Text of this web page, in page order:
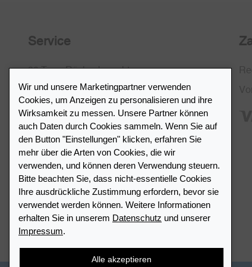
Service
30 Tage Rückgaberecht
Kostenlose Rücksendung in CH
SSL-Verschlüsselung
FAQ
Händlerverzeichnis
Meinen Leuchtturm Händler finden
Wir und unsere Marketingpartner verwenden
Cookies, um Anzeigen zu personalisieren und ihre
Wirksamkeit zu messen. Unsere Partner können
auch Daten durch Cookies sammeln. Wenn Sie auf
den Button "Einstellungen" klicken, erfahren Sie
mehr über die Arten von Cookies, die wir
verwenden, und können deren Verwendung steuern.
Bitte beachten Sie, dass nicht-essentielle Cookies
Ihre ausdrückliche Zustimmung erfordern, bevor sie
verwendet werden können. Weitere Informationen
erhalten Sie in unserem Datenschutz und unserer
Impressum.
Alle akzeptieren